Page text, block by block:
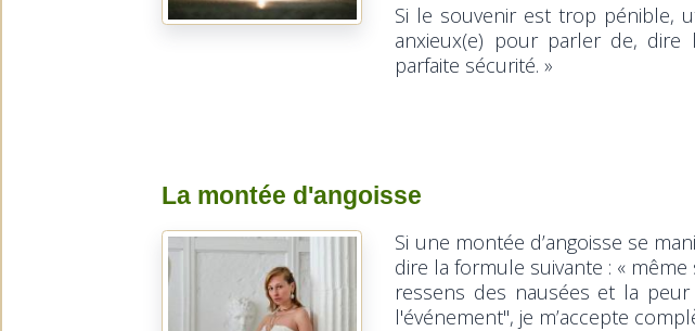
Si le souvenir est trop pénible,
anxieux(e) pour parler de,
parfaite sécurité. »
La montée d'angoisse
Si une montée d’angoisse se
dire la formule suivante : « même
ressens des nausées et la
l'événement", je m’accepte